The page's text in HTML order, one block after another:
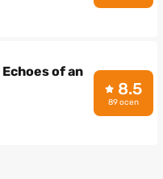
of an
8.5
89 ocen